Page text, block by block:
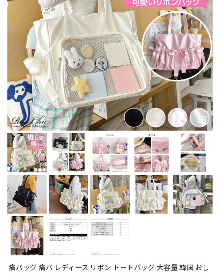
痛バッグ 痛バ レディース リボン トートバッグ 大容量 韓国 おし